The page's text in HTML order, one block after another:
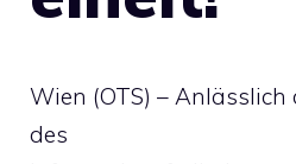
Wien (OTS) –
des